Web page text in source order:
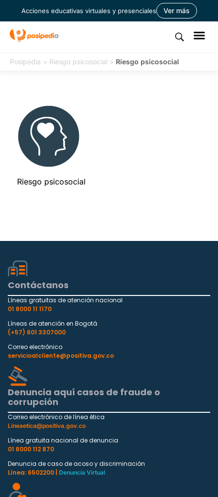
Acciones educativas virtuales y presenciales Ver más
Posipedia > Riesgo psicosocial > Riesgo psicosocial
Riesgo psicosocial
Contáctanos
Líneas gratuitas de atención nacional
01 8000 11 1170
Líneas de atención en Bogotá
(+57) 601 3307000
Correo electrónico
servicioalcliente@positiva.gov.co
Denuncia aquí casos de fraude o
corrupción
Correo electrónico de línea ética
Lineaetica@positiva.gov.co
Línea gratuita nacional de denuncia
01 8000 112 870
Denuncia de caso de acoso y discriminación
Línea: 6502200 |
Denuncia Virtual